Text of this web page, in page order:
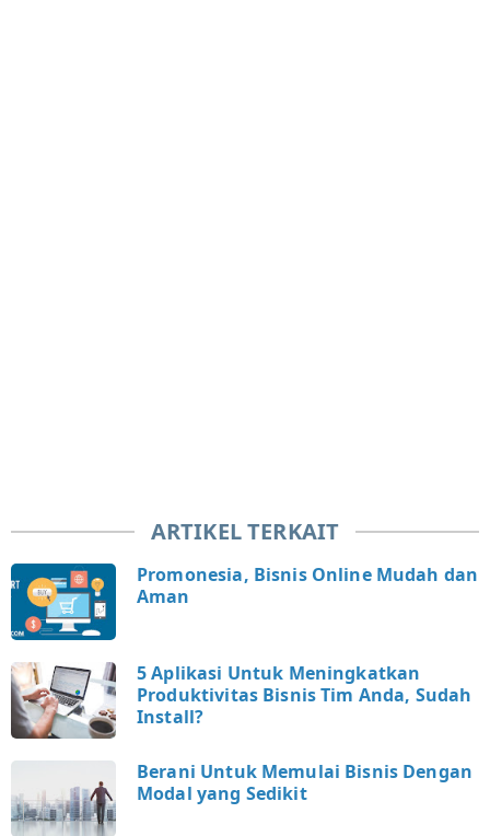
ARTIKEL TERKAIT
Promonesia, Bisnis Online Mudah dan
Aman
5 Aplikasi Untuk Meningkatkan
Produktivitas Bisnis Tim Anda, Sudah
Install?
Berani Untuk Memulai Bisnis Dengan
Modal yang Sedikit